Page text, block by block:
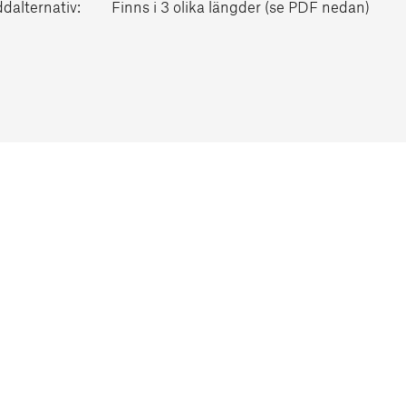
Finns i 3 olika längder (se PDF nedan)